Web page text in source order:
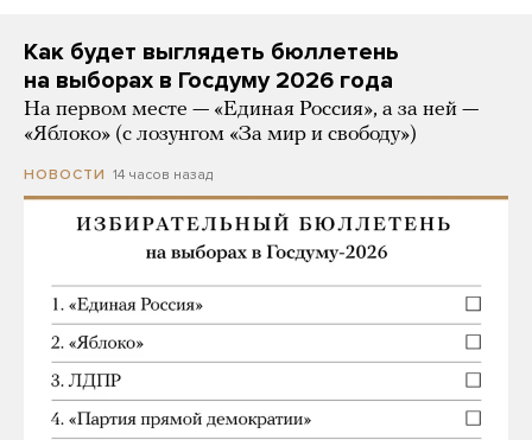
Как будет выглядеть бюллетень
на выборах в Госдуму 2026 года
На первом месте — «Единая Россия», а за ней —
«Яблоко» (с лозунгом «За мир и свободу»)
НОВОСТИ 14 часов назад